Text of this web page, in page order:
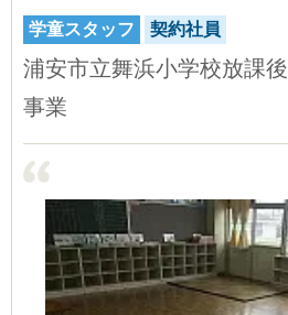
学童スタッフ 契約社員
浦安市立舞浜小学校放課
事業